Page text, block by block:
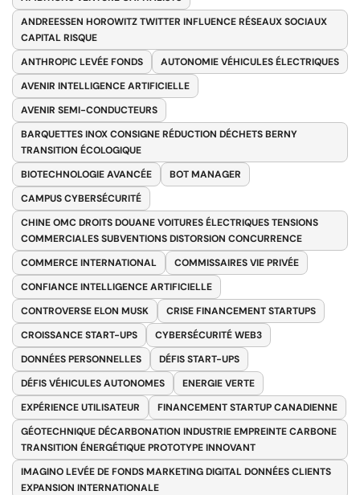
ANDREESSEN HOROWITZ TWITTER INFLUENCE RÉSEAUX SOCIAUX
CAPITAL RISQUE
ANTHROPIC LEVÉE FONDS
AUTONOMIE VÉHICULES ÉLECTRIQUES
AVENIR INTELLIGENCE ARTIFICIELLE
AVENIR SEMI-CONDUCTEURS
BARQUETTES INOX CONSIGNE RÉDUCTION DÉCHETS BERNY
TRANSITION ÉCOLOGIQUE
BIOTECHNOLOGIE AVANCÉE
BOT MANAGER
CAMPUS CYBERSÉCURITÉ
CHINE OMC DROITS DOUANE VOITURES ÉLECTRIQUES TENSIONS
COMMERCIALES SUBVENTIONS DISTORSION CONCURRENCE
COMMERCE INTERNATIONAL
COMMISSAIRES VIE PRIVÉE
CONFIANCE INTELLIGENCE ARTIFICIELLE
CONTROVERSE ELON MUSK
CRISE FINANCEMENT STARTUPS
CROISSANCE START-UPS
CYBERSÉCURITÉ WEB3
DONNÉES PERSONNELLES
DÉFIS START-UPS
DÉFIS VÉHICULES AUTONOMES
ENERGIE VERTE
EXPÉRIENCE UTILISATEUR
FINANCEMENT STARTUP CANADIENNE
GÉOTECHNIQUE DÉCARBONATION INDUSTRIE EMPREINTE CARBONE
TRANSITION ÉNERGÉTIQUE PROTOTYPE INNOVANT
IMAGINO LEVÉE DE FONDS MARKETING DIGITAL DONNÉES CLIENTS
EXPANSION INTERNATIONALE